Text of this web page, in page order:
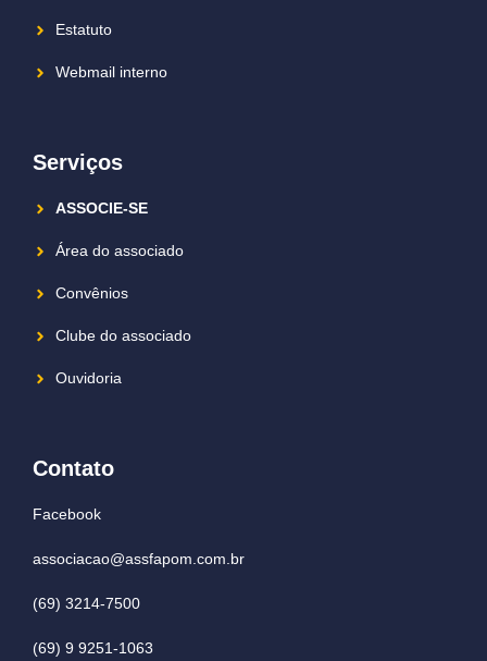
Estatuto
Webmail interno
Serviços
ASSOCIE-SE
Área do associado
Convênios
Clube do associado
Ouvidoria
Contato
Facebook
associacao@assfapom.com.br
(69) 3214-7500
(69) 9 9251-1063